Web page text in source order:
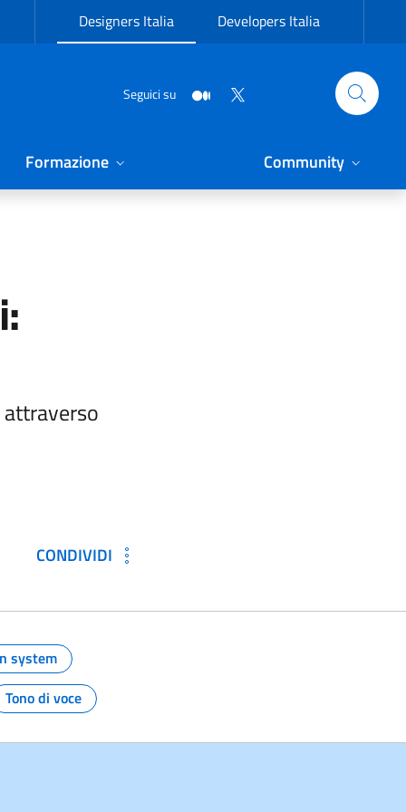
Designers Italia Developers Italia
Seguici su
Formazione Community
attraverso
CONDIVIDI
Argomento:
system
Argomento:
Tono di voce